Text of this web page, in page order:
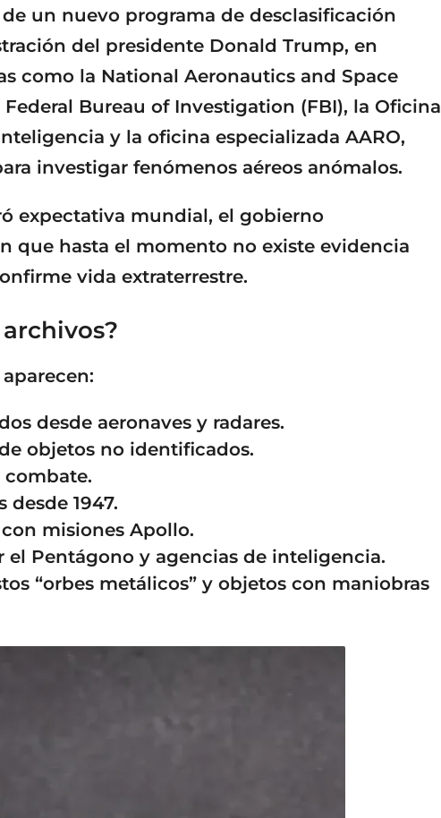
un nuevo programa de desclasificación
del presidente Donald Trump, en
como la National Aeronautics and Space
Bureau of Investigation (FBI), la Oficina
y la oficina especializada AARO,
investigar fenómenos aéreos anómalos.
expectativa mundial, el gobierno
que hasta el momento no existe evidencia
vida extraterrestre.
desde aeronaves y radares.
objetos no identificados.
combate.
1947.
misiones Apollo.
el Pentágono y agencias de inteligencia.
“orbes metálicos” y objetos con maniobras